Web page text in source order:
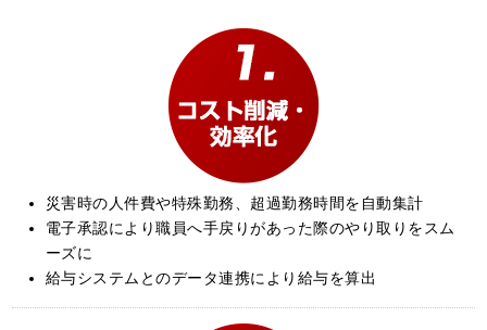
災害時の人件費や特殊勤務、超過勤務時間を自動集計
電子承認により職員へ手戻りがあった際のやり取りをスム
ーズに
給与システムとのデータ連携により給与を算出